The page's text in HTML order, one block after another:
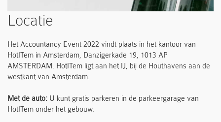
Locatie
Het Accountancy Event 2022 vindt plaats in het kantoor van
HotITem in Amsterdam, Danzigerkade 19, 1013 AP
AMSTERDAM. HotITem ligt aan het IJ, bij de Houthavens aan de
westkant van Amsterdam.
Met de auto: U kunt gratis parkeren in de parkeergarage van
HotITem onder het gebouw.